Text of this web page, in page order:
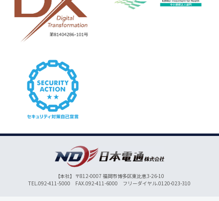
【本社】〒812-0007 福岡市博多区東比恵3-26-10
TEL.092-411-5000 FAX.092-411-6000 フリーダイヤル.0120-023-310